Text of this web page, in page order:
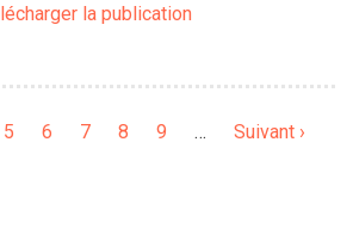
la publication
Page
5 Page
6 Page
7 Page
8 Page
9 …
Page
Suivant ›